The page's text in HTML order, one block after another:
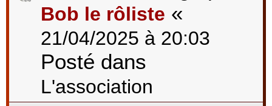
Bob le rôliste «
21/04/2025 à 20:03
Posté dans
L'association